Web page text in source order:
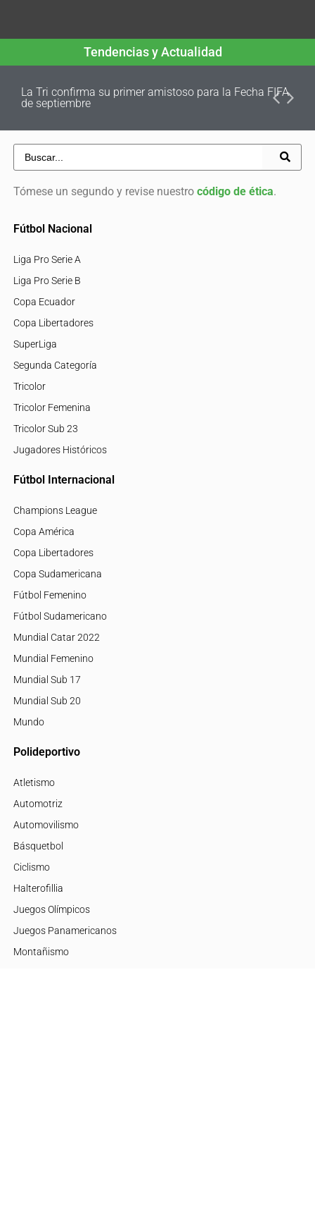
Tendencias y Actualidad
La Tri confirma su primer amistoso para la Fecha FIFA
de septiembre
Tómese un segundo y revise nuestro código de ética.
Fútbol Nacional
Liga Pro Serie A
Liga Pro Serie B
Copa Ecuador
Copa Libertadores
SuperLiga
Segunda Categoría
Tricolor
Tricolor Femenina
Tricolor Sub 23
Jugadores Históricos
Fútbol Internacional
Champions League
Copa América
Copa Libertadores
Copa Sudamericana
Fútbol Femenino
Fútbol Sudamericano
Mundial Catar 2022
Mundial Femenino
Mundial Sub 17
Mundial Sub 20
Mundo
Polideportivo
Atletismo
Automotriz
Automovilismo
Básquetbol
Ciclismo
Halterofillia
Juegos Olímpicos
Juegos Panamericanos
Montañismo